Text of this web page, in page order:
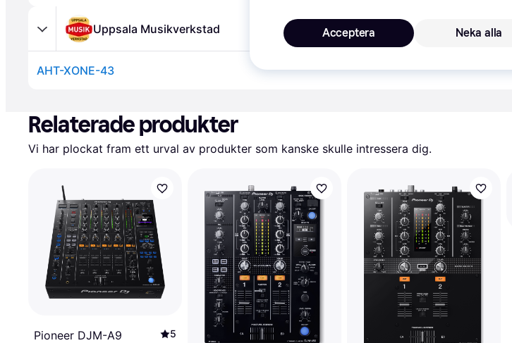
Uppsala Musikverkstad
AHT-XONE-43
Relaterade produkter
Vi har plockat fram ett urval av produkter som kanske skulle intressera dig.
Pioneer DJM-A9 5
Neka alla
Acceptera